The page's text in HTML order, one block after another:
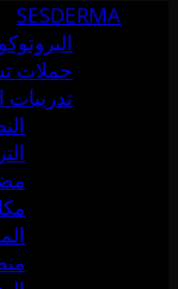
SESDERMA
حملات
تدريبات